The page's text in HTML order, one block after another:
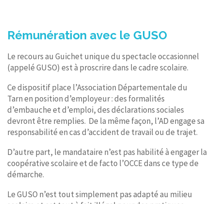
Rémunération avec le GUSO
Le recours au Guichet unique du spectacle occasionnel
(appelé GUSO) est à proscrire dans le cadre scolaire.
Ce dispositif place l’Association Départementale du
Tarn en position d’employeur : des formalités
d’embauche et d’emploi, des déclarations sociales
devront être remplies. De la même façon, l’AD engage sa
responsabilité en cas d’accident de travail ou de trajet.
D’autre part, le mandataire n’est pas habilité à engager la
coopérative scolaire et de facto l’OCCE dans ce type de
démarche.
Le GUSO n’est tout simplement pas adapté au milieu